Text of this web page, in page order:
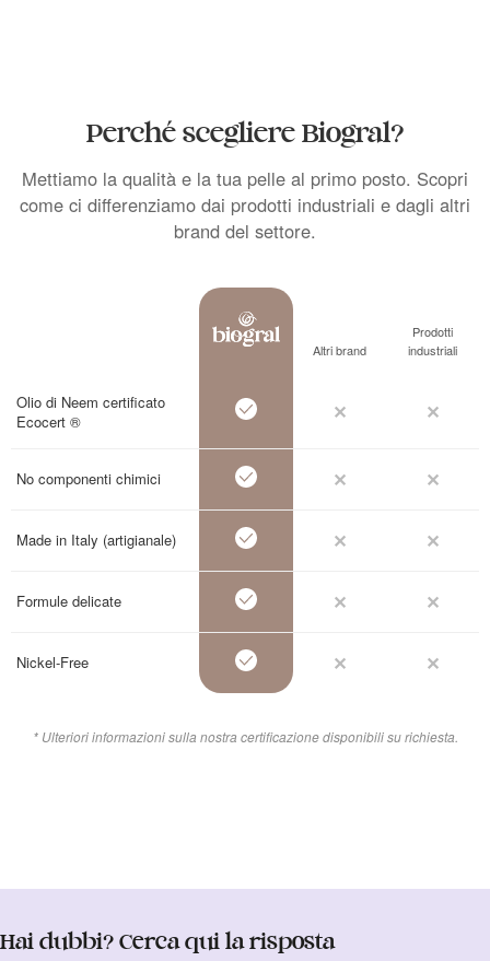
Perché scegliere Biogral?
Mettiamo la qualità e la tua pelle al primo posto. Scopri
come ci differenziamo dai prodotti industriali e dagli altri
brand del settore.
Altri brand
Prodotti
industriali
Olio di Neem certificato
Ecocert ®
No componenti chimici
Made in Italy (artigianale)
Formule delicate
Nickel-Free
* Ulteriori informazioni sulla nostra certificazione disponibili su richiesta.
Hai dubbi? Cerca qui la risposta